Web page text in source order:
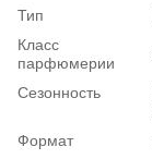
Тип
Класс
парфюмерии
Сезонность
Формат